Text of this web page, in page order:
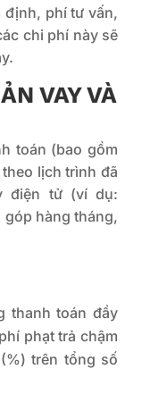
định, phí tư vấn,
chi phí này sẽ
VAY VÀ
toán (bao gồm
lịch trình đã
điện tử (ví dụ:
góp hàng tháng,
thanh toán đầy
phạt trả chậm
trên tổng số